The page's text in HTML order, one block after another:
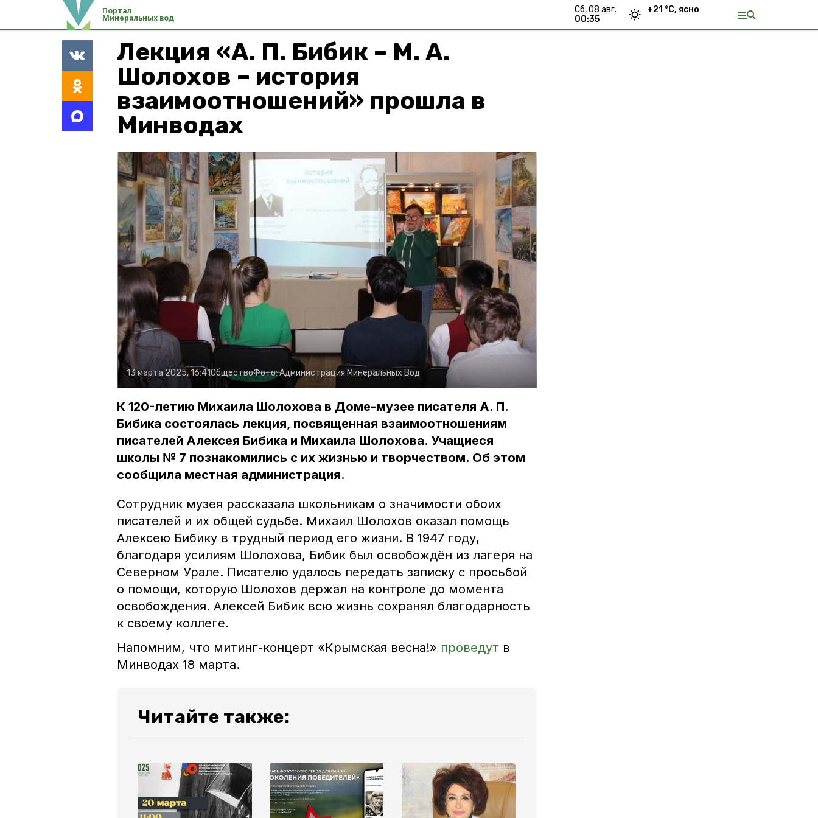
Портал
Минеральных вод
сб, 08 авг.
00:35
+21 °С, ясно
Лекция «А. П. Бибик – М. А.
Шолохов – история
взаимоотношений» прошла в
Минводах
13 марта 2025, 16:41ОбществоФото:Администрация Минеральных Вод
К 120-летию Михаила Шолохова в Доме-музее писателя А. П.
Бибика состоялась лекция, посвященная взаимоотношениям
писателей Алексея Бибика и Михаила Шолохова. Учащиеся
школы № 7 познакомились с их жизнью и творчеством. Об этом
сообщила местная администрация.
Сотрудник музея рассказала школьникам о значимости обоих
писателей и их общей судьбе. Михаил Шолохов оказал помощь
Алексею Бибику в трудный период его жизни. В 1947 году,
благодаря усилиям Шолохова, Бибик был освобождён из лагеря на
Северном Урале. Писателю удалось передать записку с просьбой
о помощи, которую Шолохов держал на контроле до момента
освобождения. Алексей Бибик всю жизнь сохранял благодарность
к своему коллеге.
Напомним, что митинг-концерт «Крымская весна!» проведут в
Минводах 18 марта.
Читайте также: